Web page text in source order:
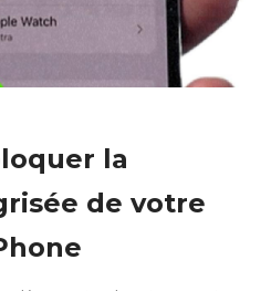
la
de votre